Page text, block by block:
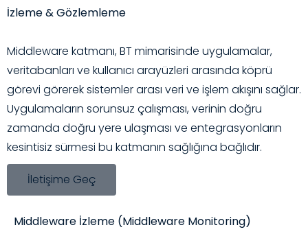
İzleme & Gözlemleme
Middleware katmanı, BT mimarisinde uygulamalar,
veritabanları ve kullanıcı arayüzleri arasında köprü
görevi görerek sistemler arası veri ve işlem akışını sağlar.
Uygulamaların sorunsuz çalışması, verinin doğru
zamanda doğru yere ulaşması ve entegrasyonların
kesintisiz sürmesi bu katmanın sağlığına bağlıdır.
İletişime Geç
Middleware İzleme (Middleware Monitoring)